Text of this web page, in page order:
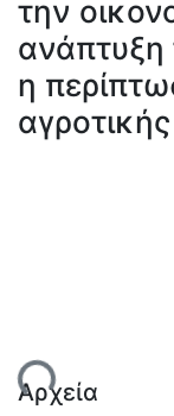
Πληροφορίες
Επικοινωνία
Υπηρεσίες
Αυτοαπόθεσης
την
η
Φόρτωση...
Αρχεία